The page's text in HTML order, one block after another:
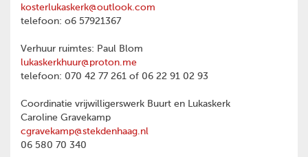
kosterlukaskerk@outlook.com
telefoon: o6 57921367
Verhuur ruimtes: Paul Blom
lukaskerkhuur@proton.me
telefoon: 070 42 77 261 of 06 22 91 02 93
Coordinatie vrijwilligerswerk Buurt en Lukaskerk
Caroline Gravekamp
cgravekamp@stekdenhaag.nl
06 580 70 340